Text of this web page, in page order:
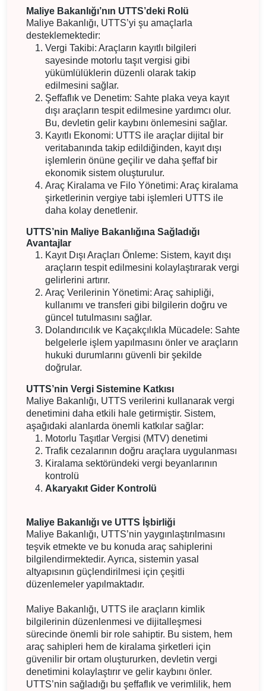
Maliye Bakanlığı’nın UTTS’deki Rolü
Maliye Bakanlığı, UTTS’yi şu amaçlarla
desteklemektedir:
Vergi Takibi: Araçların kayıtlı bilgileri
sayesinde motorlu taşıt vergisi gibi
yükümlülüklerin düzenli olarak takip
edilmesini sağlar.
Şeffaflık ve Denetim: Sahte plaka veya kayıt
dışı araçların tespit edilmesine yardımcı olur.
Bu, devletin gelir kaybını önlemesini sağlar.
Kayıtlı Ekonomi: UTTS ile araçlar dijital bir
veritabanında takip edildiğinden, kayıt dışı
işlemlerin önüne geçilir ve daha şeffaf bir
ekonomik sistem oluşturulur.
Araç Kiralama ve Filo Yönetimi: Araç kiralama
şirketlerinin vergiye tabi işlemleri UTTS ile
daha kolay denetlenir.
UTTS’nin Maliye Bakanlığına Sağladığı
Avantajlar
Kayıt Dışı Araçları Önleme: Sistem, kayıt dışı
araçların tespit edilmesini kolaylaştırarak vergi
gelirlerini artırır.
Araç Verilerinin Yönetimi: Araç sahipliği,
kullanımı ve transferi gibi bilgilerin doğru ve
güncel tutulmasını sağlar.
Dolandırıcılık ve Kaçakçılıkla Mücadele: Sahte
belgelerle işlem yapılmasını önler ve araçların
hukuki durumlarını güvenli bir şekilde
doğrular.
UTTS’nin Vergi Sistemine Katkısı
Maliye Bakanlığı, UTTS verilerini kullanarak vergi
denetimini daha etkili hale getirmiştir. Sistem,
aşağıdaki alanlarda önemli katkılar sağlar:
Motorlu Taşıtlar Vergisi (MTV) denetimi
Trafik cezalarının doğru araçlara uygulanması
Kiralama sektöründeki vergi beyanlarının
kontrolü
Akaryakıt Gider Kontrolü
Maliye Bakanlığı ve UTTS İşbirliği
Maliye Bakanlığı, UTTS’nin yaygınlaştırılmasını
teşvik etmekte ve bu konuda araç sahiplerini
bilgilendirmektedir. Ayrıca, sistemin yasal
altyapısının güçlendirilmesi için çeşitli
düzenlemeler yapılmaktadır.
Maliye Bakanlığı, UTTS ile araçların kimlik
bilgilerinin düzenlenmesi ve dijitalleşmesi
sürecinde önemli bir role sahiptir. Bu sistem, hem
araç sahipleri hem de kiralama şirketleri için
güvenilir bir ortam oluştururken, devletin vergi
denetimini kolaylaştırır ve gelir kaybını önler.
UTTS’nin sağladığı bu şeffaflık ve verimlilik, hem